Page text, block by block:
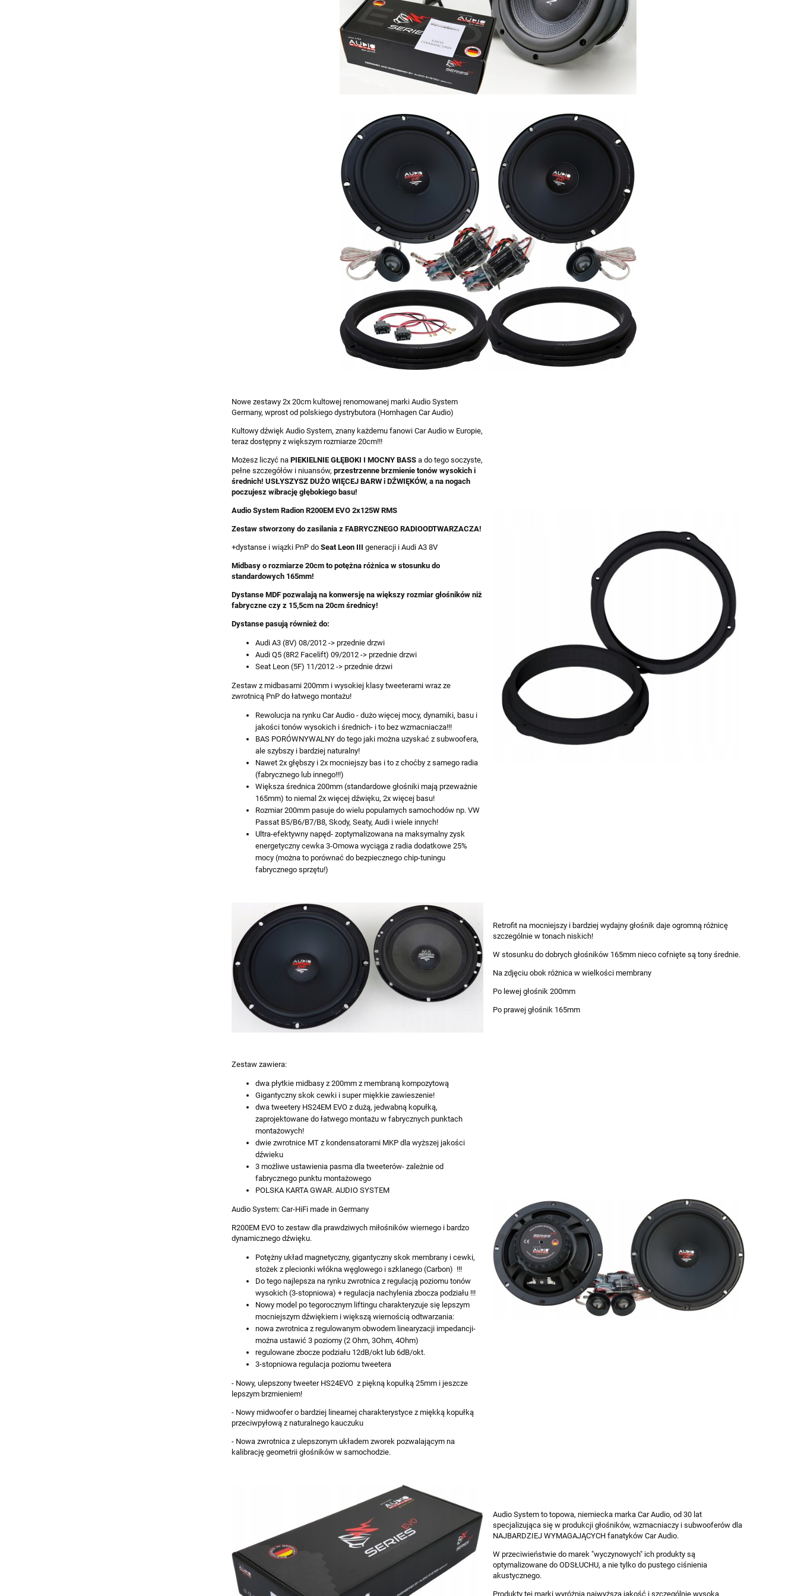
Nowe zestawy 2x 20cm kultowej renomowanej marki Audio System
Germany, wprost od polskiego dystrybutora (Hornhagen Car Audio)
Kultowy dźwięk Audio System, znany każdemu fanowi Car Audio w Europie,
teraz dostępny z większym rozmiarze 20cm!!!
Możesz liczyć na PIEKIELNIE GŁĘBOKI I MOCNY BASS a do tego soczyste,
pełne szczegółów i niuansów, przestrzenne brzmienie tonów wysokich i
średnich! USŁYSZYSZ DUŻO WIĘCEJ BARW i DŹWIĘKÓW, a na nogach
poczujesz wibrację głębokiego basu!
Audio System Radion R200EM EVO 2x125W RMS
Zestaw stworzony do zasilania z FABRYCZNEGO RADIOODTWARZACZA!
+dystanse i wiązki PnP do Seat Leon III generacji i Audi A3 8V
Midbasy o rozmiarze 20cm to potężna różnica w stosunku do
standardowych 165mm!
Dystanse MDF pozwalają na konwersję na większy rozmiar głośników niż
fabryczne czy z 15,5cm na 20cm średnicy!
Dystanse pasują również do:
Audi A3 (8V) 08/2012 -> przednie drzwi
Audi Q5 (8R2 Facelift) 09/2012 -> przednie drzwi
Seat Leon (5F) 11/2012 -> przednie drzwi
Zestaw z midbasami 200mm i wysokiej klasy tweeterami wraz ze
zwrotnicą PnP do łatwego montażu!
Rewolucja na rynku Car Audio - dużo więcej mocy, dynamiki, basu i
jakości tonów wysokich i średnich- i to bez wzmacniacza!!!
BAS PORÓWNYWALNY do tego jaki można uzyskać z subwoofera,
ale szybszy i bardziej naturalny!
Nawet 2x głębszy i 2x mocniejszy bas i to z choćby z samego radia
(fabrycznego lub innego!!!)
Większa średnica 200mm (standardowe głośniki mają przeważnie
165mm) to niemal 2x więcej dźwięku, 2x więcej basu!
Rozmiar 200mm pasuje do wielu popularnych samochodów np. VW
Passat B5/B6/B7/B8, Skody, Seaty, Audi i wiele innych!
Ultra-efektywny napęd- zoptymalizowana na maksymalny zysk
energetyczny cewka 3-Omowa wyciąga z radia dodatkowe 25%
mocy (można to porównać do bezpiecznego chip-tuningu
fabrycznego sprzętu!)
Retrofit na mocniejszy i bardziej wydajny głośnik daje ogromną różnicę
szczególnie w tonach niskich!
W stosunku do dobrych głośników 165mm nieco cofnięte są tony średnie.
Na zdjęciu obok różnica w wielkości membrany
Po lewej głośnik 200mm
Po prawej głośnik 165mm
Zestaw zawiera:
dwa płytkie midbasy z 200mm z membraną kompozytową
Gigantyczny skok cewki i super miękkie zawieszenie!
dwa tweetery HS24EM EVO z dużą, jedwabną kopułką,
zaprojektowane do łatwego montażu w fabrycznych punktach
montażowych!
dwie zwrotnice MT z kondensatorami MKP dla wyższej jakości
dźwieku
3 możliwe ustawienia pasma dla tweeterów- zależnie od
fabrycznego punktu montażowego
POLSKA KARTA GWAR. AUDIO SYSTEM
Audio System: Car-HiFi made in Germany
R200EM EVO to zestaw dla prawdziwych miłośników wiernego i bardzo
dynamicznego dźwięku.
Potężny układ magnetyczny, gigantyczny skok membrany i cewki,
stożek z plecionki włókna węglowego i szklanego (Carbon) !!!
Do tego najlepsza na rynku zwrotnica z regulacją poziomu tonów
wysokich (3-stopniowa) + regulacja nachylenia zbocza podziału !!!
Nowy model po tegorocznym liftingu charakteryzuje się lepszym
mocniejszym dźwiękiem i większą wiernością odtwarzania:
nowa zwrotnica z regulowanym obwodem linearyzacji impedancji-
można ustawić 3 poziomy (2 Ohm, 3Ohm, 4Ohm)
regulowane zbocze podziału 12dB/okt lub 6dB/okt.
3-stopniowa regulacja poziomu tweetera
- Nowy, ulepszony tweeter HS24EVO z piękną kopułką 25mm i jeszcze
lepszym brzmieniem!
- Nowy midwoofer o bardziej linearnej charakterystyce z miękką kopułką
przeciwpyłową z naturalnego kauczuku
- Nowa zwrotnica z ulepszonym układem zworek pozwalającym na
kalibrację geometrii głośników w samochodzie.
Audio System to topowa, niemiecka marka Car Audio, od 30 lat
specjalizująca się w produkcji głośników, wzmacniaczy i subwooferów dla
NAJBARDZIEJ WYMAGAJĄCYCH fanatyków Car Audio.
W przeciwieństwie do marek "wyczynowych" ich produkty są
optymalizowane do ODSŁUCHU, a nie tylko do pustego ciśnienia
akustycznego.
Produkty tej marki wyróżnia najwyższa jakość i szczególnie wysoka